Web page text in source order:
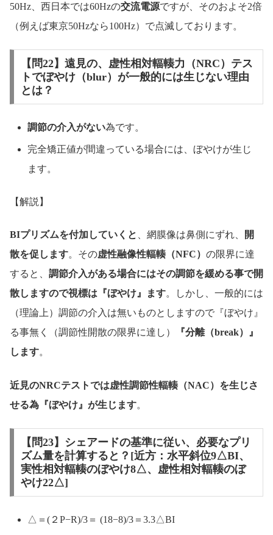
50Hz、西日本では60Hzの交流電源ですが、そのおよそ2倍
（例えば東京50Hzなら100Hz）で点滅しております。
【問22】遠見の、虚性相対輻輳力（NRC）テス
トでぼやけ（blur）が一般的には生じない理由
とは？
調節の介入がない為です。
完全矯正値が間違っている場合には、ぼやけが生じ
ます。
【解説】
BIプリズムを付加していくと 、網膜像は鼻側にずれ、
開
散を促します。その虚性融像性輻輳（NFC） の限界に達
すると、 調節介入がある場合にはその調節を緩める事で開
散しますので視標は『ぼやけ』ます。しかし、一般的には
（理論上）調節の介入は無いものとしますので『ぼやけ』
る事無く（調節性開散の限界に達し）
『分離（break）』
します。
近見のNRCテストでは虚性調節性輻輳（NAC）を生じさ
せる為『ぼやけ』が生じます。
【問23】シェアードの基準に従い、必要なプリ
ズム量を計算すると？[近方：水平斜位9△BI、
実性相対輻輳のぼやけ8△、虚性相対輻輳のぼ
やけ22△]
△＝(２P−R)/3＝ (18−8)/3＝3.3△BI